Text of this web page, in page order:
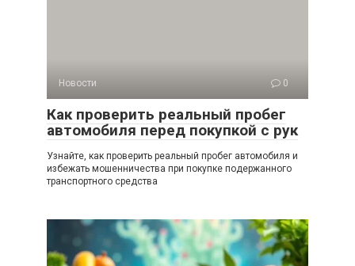
Новости 0
Как проверить реальный пробег
автомобиля перед покупкой с рук
Узнайте, как проверить реальный пробег автомобиля и
избежать мошенничества при покупке подержанного
транспортного средства